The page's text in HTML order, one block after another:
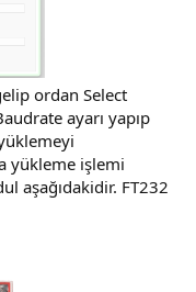
ordan Select
ayarı yapıp
yükleme işlemi
aşağıdakidir. FT232